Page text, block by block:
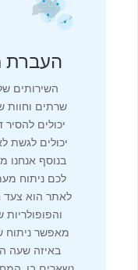
העברת
השירותים
שרתים וחוות
יכולים
יכולים לגשת
בנוסף אנחנו
לכם ניתוח
לאתר הוא צעד
מאפשר ניתוח
באיזה שעה